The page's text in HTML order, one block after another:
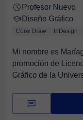
Profesor Nuevo
Diseño Gráfico
Corel Draw InDesign
Mi nombre es
promoción de
Gráfico de la